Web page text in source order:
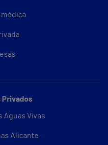
Privados
Aguas Vivas
Alicante